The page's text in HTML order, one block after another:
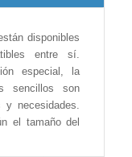
disponibles
entre sí.
especial, la
sencillos son
y necesidades.
el tamaño del